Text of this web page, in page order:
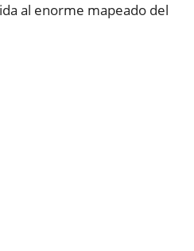
al enorme mapeado del